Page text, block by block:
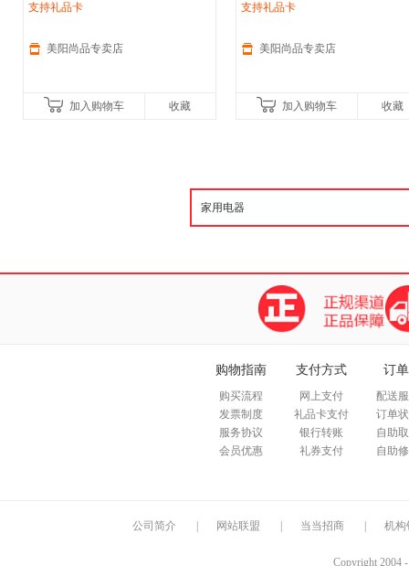
开荒保洁吸猫毛
支持礼品卡
美阳尚品专卖店
加入购物车 收藏
吸尘机开荒保洁
支持礼品卡
美阳尚品专卖店
加入购物车 收藏
购物指南
购买流程
发票制度
服务协议
会员优惠
支付方式
网上支付
礼品卡支付
银行转账
礼券支付
订
配送
订单
自助
自助
公司简介 网站联盟 当当招商 机构
Copyright 2004